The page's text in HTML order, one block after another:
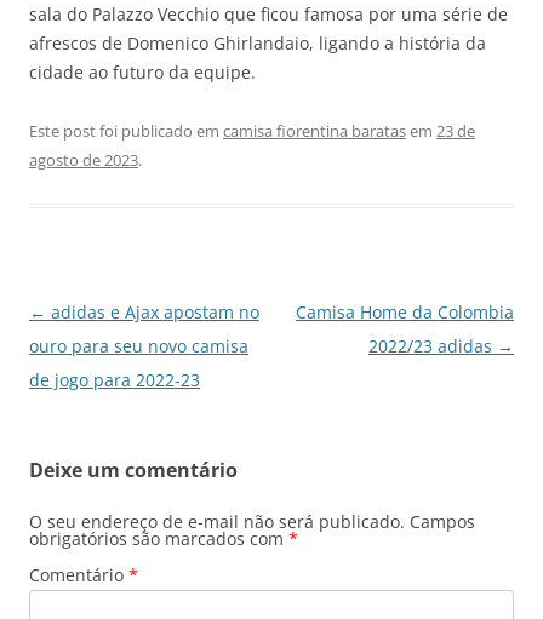
sala do Palazzo Vecchio que ficou famosa por uma série de
afrescos de Domenico Ghirlandaio, ligando a história da
cidade ao futuro da equipe.
Este post foi publicado em camisa fiorentina baratasem 23 de
agosto de 2023.
Navegação
de
posts
← adidas e Ajax apostam no
ouro para seu novo camisa
de jogo para 2022-23
Camisa Home da Colombia
2022/23 adidas →
Deixe um comentário
O seu endereço de e-mail não será publicado. Campos
obrigatórios são marcados com *
Comentário *